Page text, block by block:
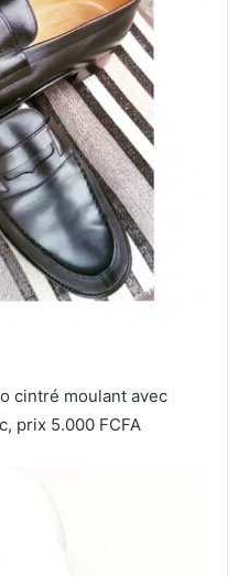
cintré moulant avec
prix 5.000 FCFA